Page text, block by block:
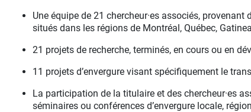
Une équipe de 21 chercheur·es associés,
situés dans les régions de Montréal, Québec,
21 projets de recherche, terminés, en cours ou en
11 projets d’envergure visant spécifiquement le
La participation de la titulaire et des chercheur·es
séminaires ou conférences d’envergure locale,